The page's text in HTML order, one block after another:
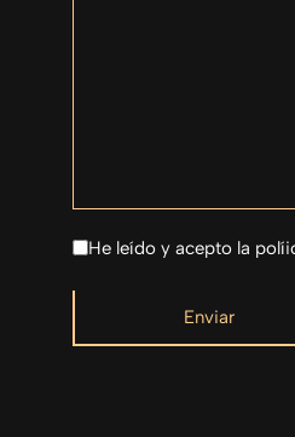
He leído y acepto la